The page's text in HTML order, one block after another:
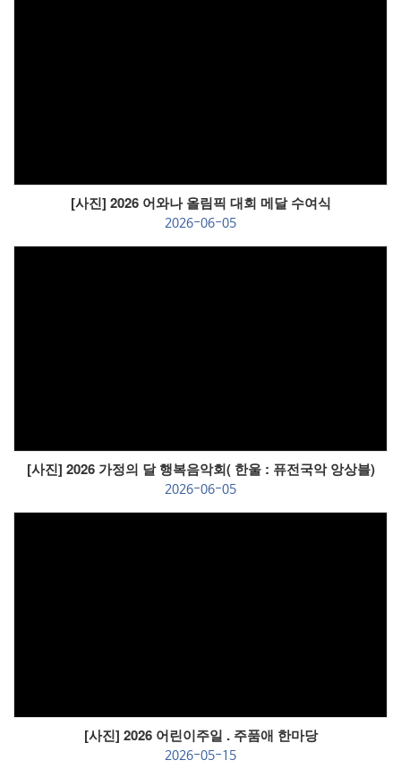
[사진] 2026 어와나 올림픽 대회 메달 수여식
2026-06-05
[사진] 2026 가정의 달 행복음악회( 한울 : 퓨전국악 앙상블)
2026-06-05
[사진] 2026 어린이주일 . 주품애 한마당
2026-05-15